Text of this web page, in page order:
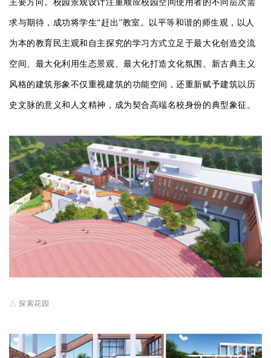
主要方向。校园景观设计注重顺应校园空间使用者的不同层次需
求与期待，成功将学生“赶出”教室。以平等和谐的师生观，以人
为本的教育民主观和自主探究的学习方式立足于最大化创造交流
空间、最大化利用生态景观、最大化打造文化氛围。新古典主义
风格的建筑形象不仅重视建筑的功能空间，还重新赋予建筑以历
史文脉的意义和人文精神，成为契合高端名校身份的典型象征。
△ 探索花园